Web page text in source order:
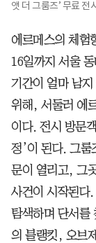
앳 더 그룸즈’ 무료 전
에르메스의 체험
16일까지 서울
기간이 얼마 남지
위해, 서둘러 에
이다. 전시 방문
정’이 된다. 그
문이 열리고, 그
사건이 시작된다
탐색하며 단서를
의 블랭킷, 오브